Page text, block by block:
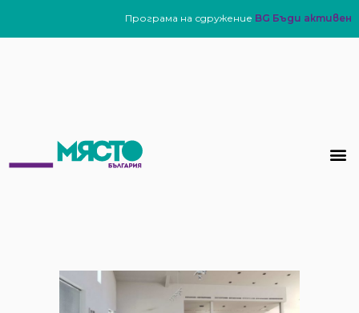
Програма на сдружение BG Бъди активен